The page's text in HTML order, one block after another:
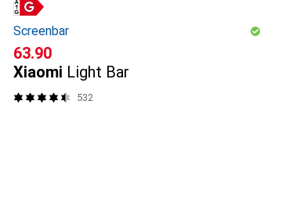
Screenbar
CHF
63.90
Xiaomi Light Bar
532